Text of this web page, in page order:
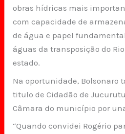
obras hídricas mais
com capacidade de
de água e papel
águas da transposição do
estado.
Na oportunidade, Bolsonaro
titulo de Cidadão de
Câmara do município por
“Quando convidei Rogério